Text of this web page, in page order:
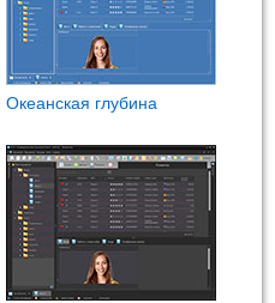
Океанская глубина